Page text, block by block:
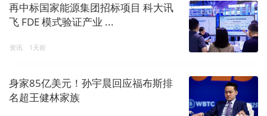
再中标国家能源集团招标项目 科大讯
飞 FDE 模式验证产业 ...
资讯 1天前
身家85亿美元！孙宇晨回应福布斯排
名超王健林家族